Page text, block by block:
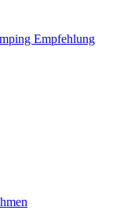
Empfehlung